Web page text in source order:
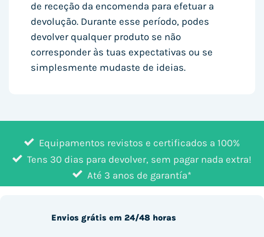
de receção da encomenda para efetuar a
devolução. Durante esse período, podes
devolver qualquer produto se não
corresponder às tuas expectativas ou se
simplesmente mudaste de ideias.
Equipamentos revistos e certificados a 100%
Tens 30 dias para devolver, sem pagar nada extra!
Até 3 anos de garantía*
Envios grátis em 24/48 horas